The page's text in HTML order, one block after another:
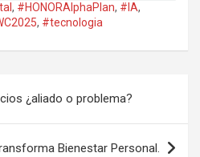
, #HONORAlphaPlan, #IA,
, #tecnologia
¿aliado o problema?
Bienestar Personal.